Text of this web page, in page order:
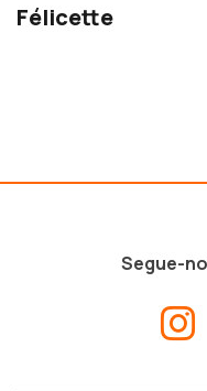
Félicette
Segue-